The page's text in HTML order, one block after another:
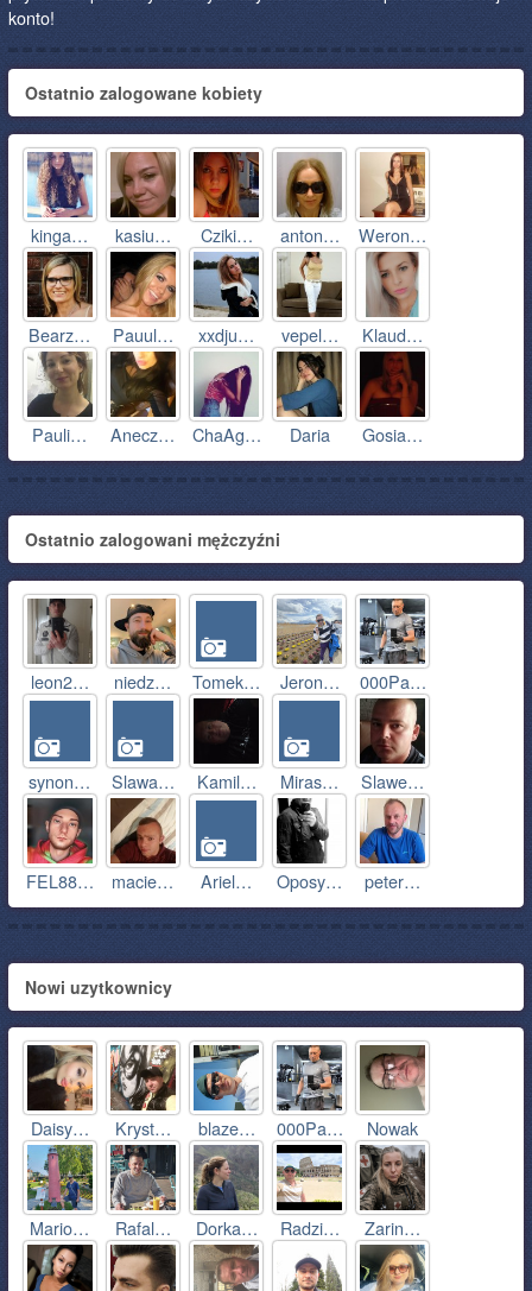
konto!
Ostatnio zalogowane kobiety
kinga… kasiu… Cziki… anton… Weron…
Bearz… Pauul… xxdju… vepel… Klaud…
Pauli… Anecz… ChaAg… Daria Gosia…
Ostatnio zalogowani mężczyźni
leon2… niedz… Tomek… Jeron… 000Pa…
synon… Slawa… Kamil… Miras… Slawe…
FEL88… macie… Ariel… Oposy… peter…
Nowi uzytkownicy
Daisy… Kryst… blaze… 000Pa… Nowak
Mario… Rafal… Dorka… Radzi… Zarin…